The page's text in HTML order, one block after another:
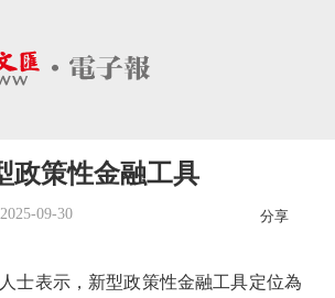
政策性金融工具
2025-09-30 分享
表示，新型政策性金融工具定位為